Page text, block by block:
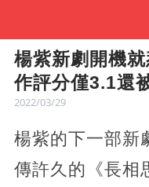
楊紫新劇開機
作評分僅3.1還
2022/03/29
楊紫的下一部新
傳許久的《長相